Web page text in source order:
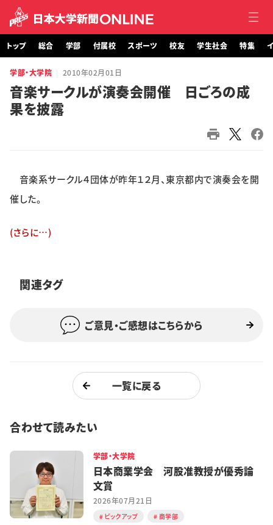
トップ
総合
スポーツ
校友
特集・企画
学生記者募集 お問い合わせ
トップ 総合 学部 付属校 スポーツ 校友 学生社会 特集
学部・大学院 2010年02月01日
音楽サークルが演奏会開催 日ごろの成
果を披露
音楽系サークル４団体が昨年１２月、東京都内で演奏会を開
催した。
(さらに…)
関連タグ
ご意見・ご感想はこちらから
一覧に戻る
合わせて読みたい
学部・大学院
日本商業学会 河股准教授が優秀論
文賞
2026年07月21日
ピックアップ 商学部